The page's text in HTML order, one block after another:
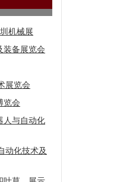
机械展
装备展览会
展览会
览会
人与自动化
动化技术及